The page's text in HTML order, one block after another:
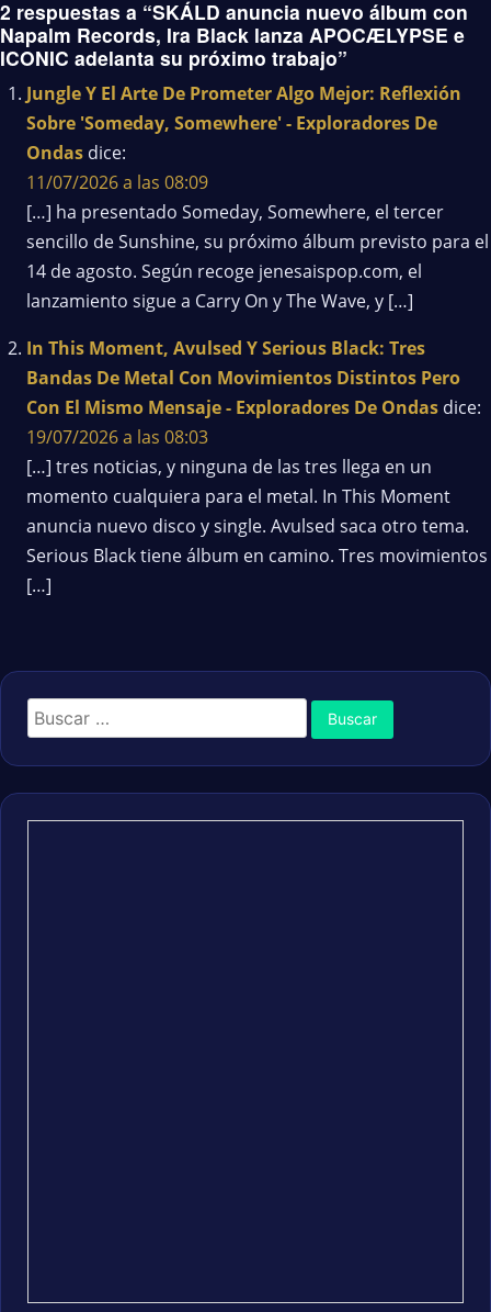
2 respuestas a “SKÁLD anuncia nuevo álbum con
Napalm Records, Ira Black lanza APOCÆLYPSE e
ICONIC adelanta su próximo trabajo”
Jungle Y El Arte De Prometer Algo Mejor: Reflexión
Sobre 'Someday, Somewhere' - Exploradores De
Ondas dice:
11/07/2026 a las 08:09
[…] ha presentado Someday, Somewhere, el tercer
sencillo de Sunshine, su próximo álbum previsto para el
14 de agosto. Según recoge jenesaispop.com, el
lanzamiento sigue a Carry On y The Wave, y […]
In This Moment, Avulsed Y Serious Black: Tres
Bandas De Metal Con Movimientos Distintos Pero
Con El Mismo Mensaje - Exploradores De Ondas dice:
19/07/2026 a las 08:03
[…] tres noticias, y ninguna de las tres llega en un
momento cualquiera para el metal. In This Moment
anuncia nuevo disco y single. Avulsed saca otro tema.
Serious Black tiene álbum en camino. Tres movimientos
[…]
Buscar: